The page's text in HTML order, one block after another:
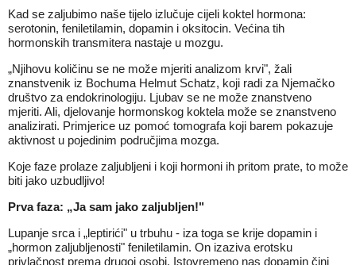
Kad se zaljubimo naše tijelo izlučuje cijeli koktel hormona:
serotonin, feniletilamin, dopamin i oksitocin. Većina tih
hormonskih transmitera nastaje u mozgu.
„Njihovu količinu se ne može mjeriti analizom krvi", žali
znanstvenik iz Bochuma Helmut Schatz, koji radi za Njemačko
društvo za endokrinologiju. Ljubav se ne može znanstveno
mjeriti. Ali, djelovanje hormonskog koktela može se znanstveno
analizirati. Primjerice uz pomoć tomografa koji barem pokazuje
aktivnost u pojedinim područjima mozga.
Koje faze prolaze zaljubljeni i koji hormoni ih pritom prate, to može
biti jako uzbudljivo!
Prva faza: „Ja sam jako zaljubljen!"
Lupanje srca i „leptirići" u trbuhu - iza toga se krije dopamin i
„hormon zaljubljenosti" feniletilamin. On izaziva erotsku
privlačnost prema drugoj osobi. Istovremeno nas dopamin čini